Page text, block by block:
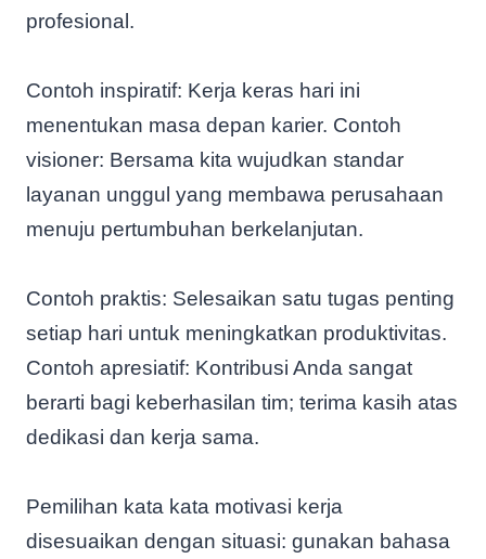
profesional.
Contoh inspiratif: Kerja keras hari ini
menentukan masa depan karier. Contoh
visioner: Bersama kita wujudkan standar
layanan unggul yang membawa perusahaan
menuju pertumbuhan berkelanjutan.
Contoh praktis: Selesaikan satu tugas penting
setiap hari untuk meningkatkan produktivitas.
Contoh apresiatif: Kontribusi Anda sangat
berarti bagi keberhasilan tim; terima kasih atas
dedikasi dan kerja sama.
Pemilihan kata kata motivasi kerja
disesuaikan dengan situasi: gunakan bahasa